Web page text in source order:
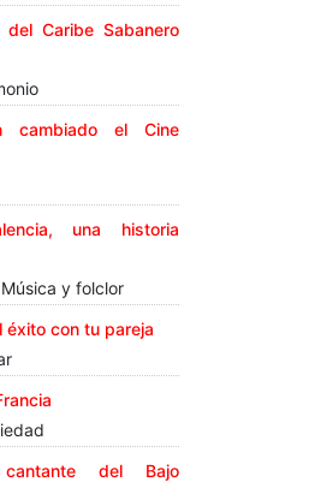
del Caribe Sabanero
cambiado el Cine
una historia
y folclor
éxito con tu pareja
del Bajo